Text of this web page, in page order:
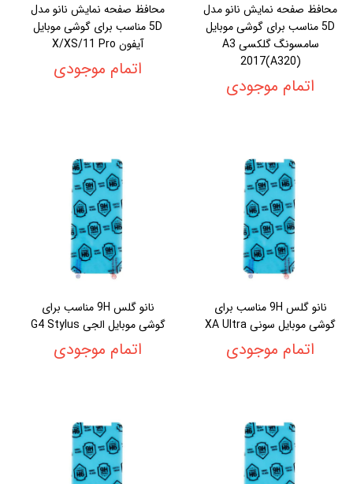
محافظ صفحه نمایش نانو مدل
5D مناسب برای گوشی موبایل
سامسونگ گلکسی A3
2017(A320)
اتمام موجودی
محافظ صفحه نمایش نانو مدل
5D مناسب برای گوشی موبایل
آیفون X/XS/11 Pro
اتمام موجودی
نانو گلس 9H مناسب برای
گوشی موبایل سونی XA Ultra
اتمام موجودی
نانو گلس 9H مناسب برای
گوشی موبایل الجی G4 Stylus
اتمام موجودی